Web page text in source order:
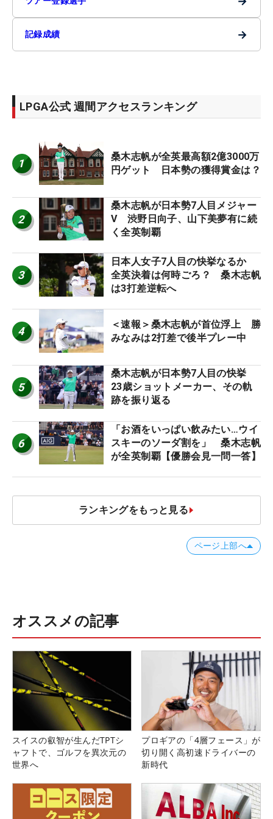
記録成績 →
LPGA公式 週間アクセスランキング
1
桑木志帆が全英最高額2億3000万
円ゲット 日本勢の獲得賞金は？
2
桑木志帆が日本勢7人目メジャー
V 渋野日向子、山下美夢有に続
く全英制覇
3
日本人女子7人目の快挙なるか
全英決着は何時ごろ？ 桑木志帆
は3打差逆転へ
4
＜速報＞桑木志帆が首位浮上 勝
みなみは2打差で後半プレー中
5
桑木志帆が日本勢7人目の快挙
23歳ショットメーカー、その軌
跡を振り返る
6
「お酒をいっぱい飲みたい…ウイ
スキーのソーダ割を」 桑木志帆
が全英制覇【優勝会見一問一答】
ランキングをもっと見る
ページ上部へ
オススメの記事
スイスの叡智が生んだTPTシ
ャフトで、ゴルフを異次元の
世界へ
プロギアの「4層フェース」が
切り開く高初速ドライバーの
新時代